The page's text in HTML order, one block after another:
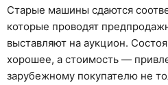
Старые машины сдаются
которые проводят
выставляют на аукцион.
хорошее, а стоимость —
зарубежному покупателю не